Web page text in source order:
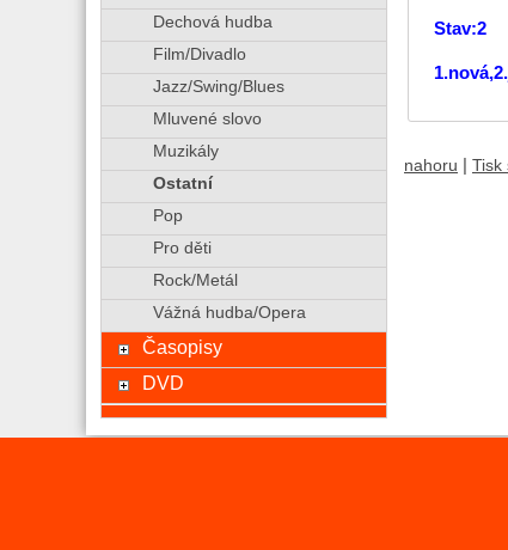
Stav:2
nahoru Tisk
Dechová hudba
Film/Divadlo
Jazz/Swing/Blues
Mluvené slovo
Muzikály
Ostatní
Pop
Pro děti
Rock/Metál
Vážná hudba/Opera
Časopisy
DVD